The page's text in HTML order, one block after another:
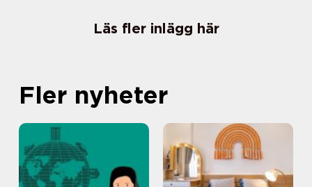
Läs fler inlägg här
Fler nyheter